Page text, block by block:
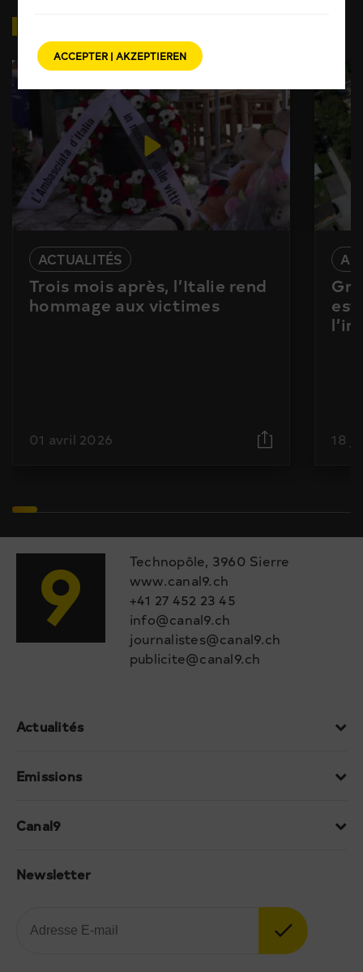
ACTUALITÉS
Trois mois après, l’Italie rend
hommage aux victimes
01 avril 2026
est
18
Technopôle, 3960 Sierre
www.canal9.ch
+41 27 452 23 45
info@canal9.ch
journalistes@canal9.ch
publicite@canal9.ch
Actualités
Emissions
Canal9
Newsletter
ACCEPTER | AKZEPTIEREN